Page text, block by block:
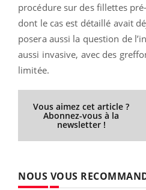
procédure sur des fillettes
dont le cas est détaillé avait
posera aussi la question de
aussi invasive, avec des
limitée.
Vous aimez cet article ?
Abonnez-vous à la
newsletter !
NOUS VOUS